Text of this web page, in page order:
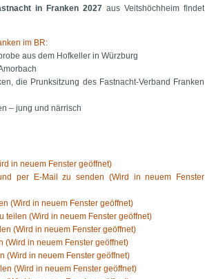
in Franken 2027 aus Veitshöchheim findet
im BR:
aus dem Hofkeller in Würzburg
die Prunksitzung des Fastnacht-Verband Franken
– jung und närrisch
in neuem Fenster geöffnet)
per E-Mail zu senden (Wird in neuem Fenster
(Wird in neuem Fenster geöffnet)
teilen (Wird in neuem Fenster geöffnet)
(Wird in neuem Fenster geöffnet)
(Wird in neuem Fenster geöffnet)
(Wird in neuem Fenster geöffnet)
(Wird in neuem Fenster geöffnet)